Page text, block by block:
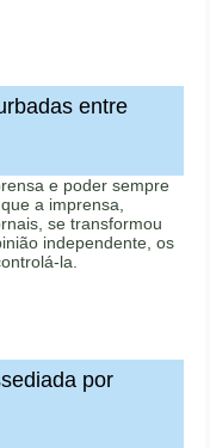
entre
e poder sempre
a imprensa,
se transformou
independente, os
la.
por